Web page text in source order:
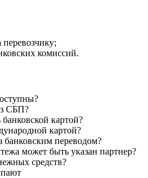
перевозчику;
комиссий.
СБП?
картой?
картой?
банковским переводом?
может быть указан партнер?
средств?